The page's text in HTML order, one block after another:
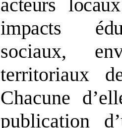
acteurs
impacts
sociaux,
territoriaux
Chacune
publication